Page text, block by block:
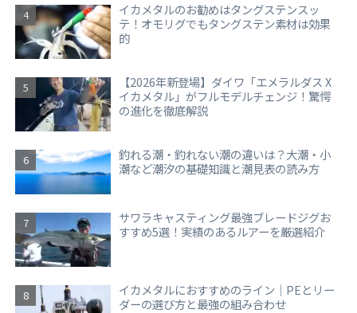
イカメタルのお勧めはタングステンスッ
テ！オモリグでもタングステン素材は効果
的
【2026年新登場】ダイワ「エメラルダス X
イカメタル」がフルモデルチェンジ！驚愕
の進化を徹底解説
釣れる潮・釣れない潮の違いは？大潮・小
潮など潮汐の基礎知識と潮見表の読み方
サワラキャスティング最強ブレードジグお
すすめ5選！実績のあるルアーを厳選紹介
イカメタルにおすすめのライン｜PEとリー
ダーの選び方と最強の組み合わせ